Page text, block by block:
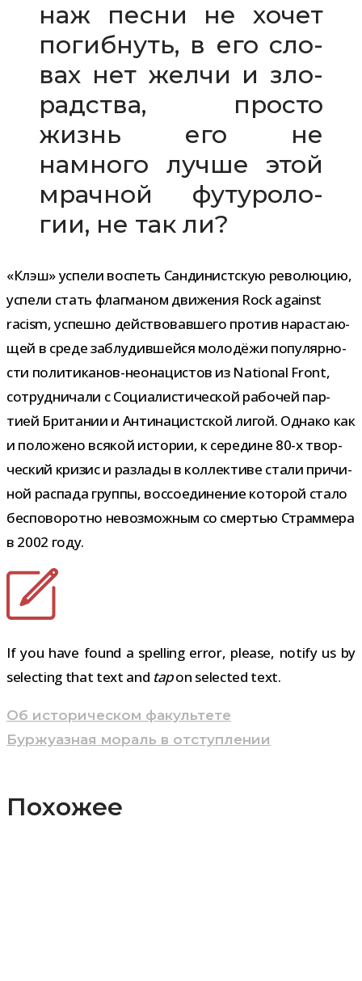
наж песни не хочет
погиб­нуть, в его сло­
вах нет желчи и зло­
рад­ства, про­сто
жизнь его не
намного лучше этой
мрач­ной футу­ро­ло­
гии, не так ли?
«Клэш» успели вос­петь Сандинистскую рево­лю­цию,
успели стать флаг­ма­ном дви­же­ния Rock against
racism, успешно дей­ство­вав­шего про­тив нарас­та­ю­
щей в среде заблу­див­шейся моло­дёжи попу­ляр­но­
сти политиканов-​неонацистов из National Front,
сотруд­ни­чали с Социалистической рабо­чей пар­
тией Британии и Антинацистской лигой. Однако как
и поло­жено вся­кой исто­рии, к сере­дине 80-​х твор­
че­ский кри­зис и раз­лады в кол­лек­тиве стали при­чи­
ной рас­пада группы, вос­со­еди­не­ние кото­рой стало
бес­по­во­ротно невоз­мож­ным со смер­тью Страммера
в 2002 году.
If you have found a spelling error, please, notify us by
selecting that text and tapon selected text.
Навигация
по
Об историческом факультете
Буржуазная мораль в отступлении
Похожее